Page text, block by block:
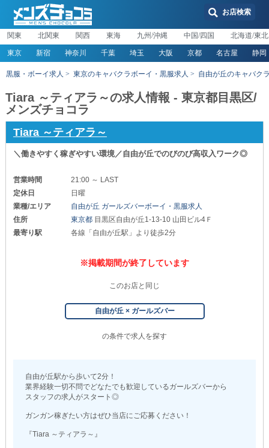
お店検索
関東 北関東 関西 東海 九州/沖縄 中国/四国 北海道/東北
東京 新宿 神奈川 千葉 埼玉 大阪 京都 名古屋 静岡
黒服・ボーイ求人 東京のキャバクラボーイ・黒服求人 自由が丘のキャバク
Tiara ～ティアラ～の求人情報 - 東京都目黒区/
メンズチョコラ
Tiara ～ティアラ～
＼働きやすく稼ぎやすい環境／自由が丘でのびのび高収入ワーク◎
営業時間
21:00 ～ LAST
定休日
日曜
業種/エリア
自由が丘 ガールズバーボーイ・黒服求人
住所
東京都 目黒区自由が丘1-13-10 山田ビル4Ｆ
最寄り駅
各線「自由が丘駅」より徒歩2分
※掲載期間が終了しています
このお店と同じ
自由が丘 × ガールズバー
の条件で求人を探す
自由が丘駅から歩いて2分！
業界経験一切不問でどなたでも歓迎しているガールズバーから
スタッフの求人がスタート◎
ガンガン稼ぎたい方はぜひ当店にご応募ください！
『Tiara ～ティアラ～』